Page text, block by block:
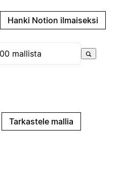
Hanki Notion ilmaiseksi
Tarkastele mallia